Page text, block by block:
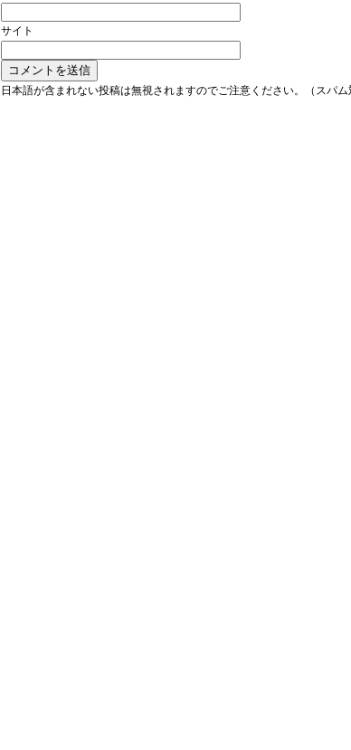
サイト
日本語が含まれない投稿は無視されますのでご注意ください。（スパム